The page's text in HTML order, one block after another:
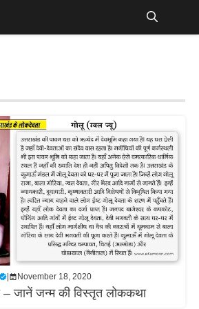
November 18, 2020
– जानें जन्म की विस्तृत लोककथा